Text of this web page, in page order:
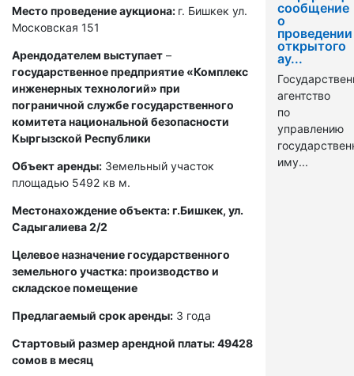
Место проведение аукциона: г. Бишкек ул.
Московская 151
Арендодателем выступает –
государственное предприятие «Комплекс
инженерных технологий» при
пограничной службе государственного
комитета национальной безопасности
Кыргызской Республики
Объект аренды: Земельный участок
площадью 5492 кв м.
Местонахождение объекта: г.Бишкек, ул.
Садыгалиева 2/2
Целевое назначение государственного
земельного участка: производство и
складское помещение
Предлагаемый срок аренды: 3 года
Стартовый размер арендной платы: 49428
сомов в месяц
сообщение
о
проведении
открытого
ау...
агентство
по
управлению
иму...